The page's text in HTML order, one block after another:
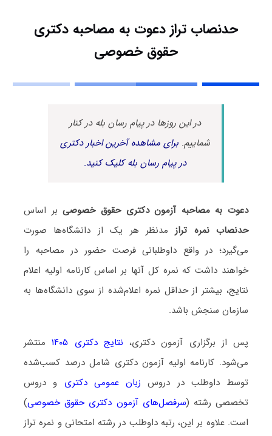
حدنصاب تراز دعوت به مصاحبه دکتری
حقوق خصوصی
در این روزها در پیام رسان بله در کنار
شماییم.برای مشاهده آخرین اخبار دکتری
در پیام رسان بله کلیک کنید.
دعوت به مصاحبه آزمون دکتری حقوق خصوصیبر اساس
حدنصاب نمره ترازمدنظر هر یک از دانشگاه‌ها صورت
می‌گیرد؛ در واقع داوطلبانی فرصت حضور در مصاحبه را
خواهند داشت که نمره کل آنها بر اساس کارنامه اولیه اعلام
نتایج، بیشتر از حداقل نمره اعلام‌شده از سوی دانشگاه‌ها به
سازمان سنجش باشد.
پس از برگزاری آزمون دکتری، نتایج دکتری ۱۴۰۵
منتشر
می‌شود. کارنامه اولیه آزمون دکتری شامل درصد کسب‌شده
توسط داوطلب در دروس زبان عمومی دکتری و دروس
تخصصی رشته (سرفصل‌های آزمون دکتری حقوق خصوصی)
است. علاوه بر این، رتبه داوطلب در رشته امتحانی و نمره تراز